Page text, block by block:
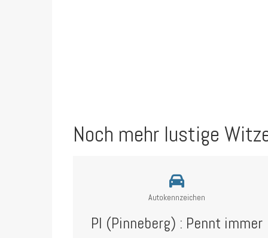
Noch mehr lustige
Autokennzeichen
PI (Pinneberg) : Pennt immer